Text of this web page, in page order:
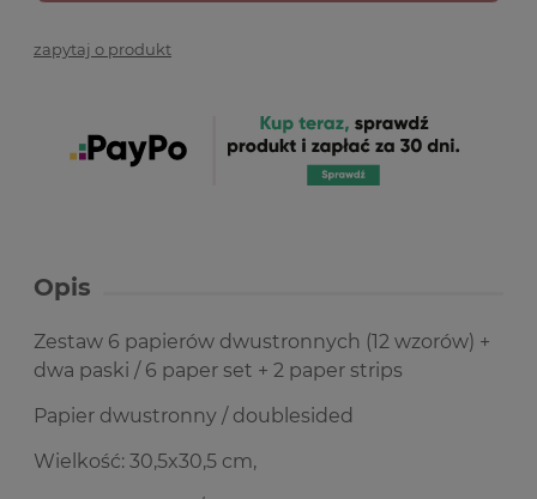
zapytaj o produkt
Opis
Zestaw 6 papierów dwustronnych (12 wzorów) +
dwa paski / 6 paper set + 2 paper strips
Papier dwustronny / doublesided
Wielkość: 30,5x30,5 cm,